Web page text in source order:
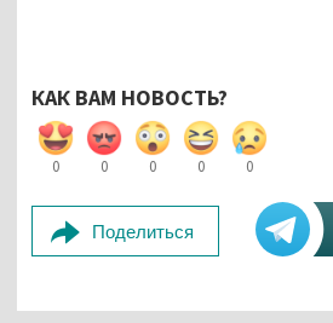
КАК ВАМ НОВОСТЬ?
0 0 0 0 0
Поделиться